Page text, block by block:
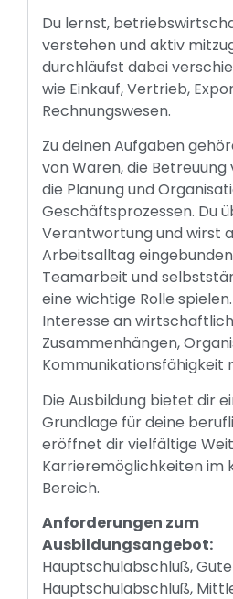
Du lernst,
verstehen und aktiv
durchläufst dabei
wie Einkauf, Vertrieb,
Rechnungswesen.
Zu deinen Aufgaben
von Waren, die Betreuung
die Planung und
Geschäftsprozessen. Du
Verantwortung und wirst
Arbeitsalltag
Teamarbeit und
eine wichtige Rolle
Interesse an
Zusammenhängen,
Kommunikationsfähigkeit
Die Ausbildung bietet dir
Grundlage für deine
eröffnet dir vielfältige
Karrieremöglichkeiten im
Bereich.
Anforderungen zum
Ausbildungsangebot:
Hauptschulabschluß,
Hauptschulabschluß,